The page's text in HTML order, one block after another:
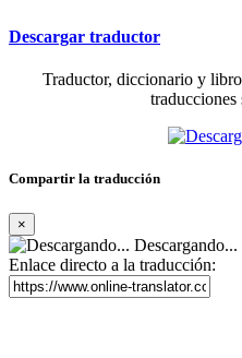
Descargar traductor
Traductor, diccionario y
traducciones
Compartir la traducción
×
Descargando...
Enlace directo a la traducción: